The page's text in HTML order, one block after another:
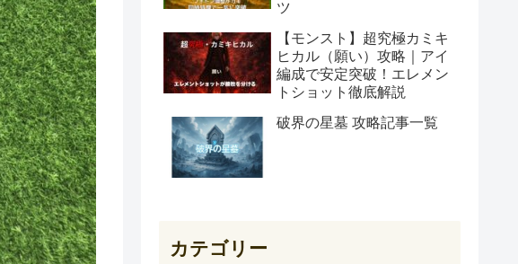
ツ
【モンスト】超究極カミキ
ヒカル（願い）攻略｜アイ
編成で安定突破！エレメン
トショット徹底解説
破界の星墓 攻略記事一覧
カテゴリー